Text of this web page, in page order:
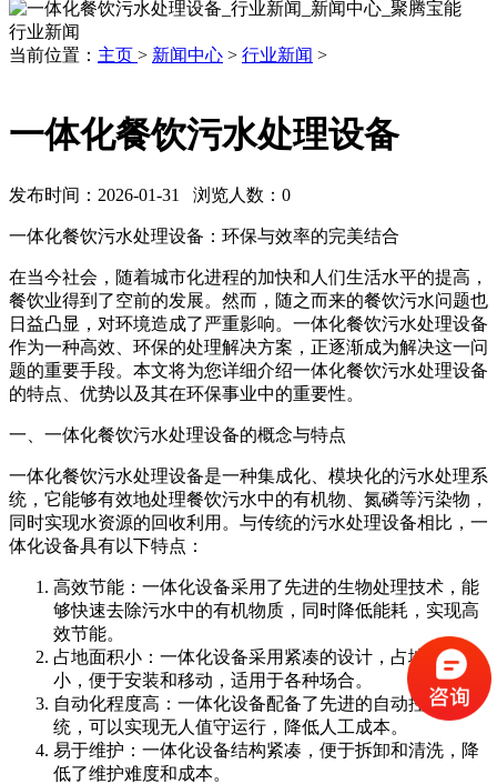
行业新闻
当前位置： 主页 > 新闻中心 > 行业新闻 >
一体化餐饮污水处理设备
发布时间：2026-01-31 浏览人数： 0
一体化餐饮污水处理设备：环保与效率的完美结合
在当今社会，随着城市化进程的加快和人们生活水平的提高，
餐饮业得到了空前的发展。然而，随之而来的餐饮污水问题也
日益凸显，对环境造成了严重影响。一体化餐饮污水处理设备
作为一种高效、环保的处理解决方案，正逐渐成为解决这一问
题的重要手段。本文将为您详细介绍一体化餐饮污水处理设备
的特点、优势以及其在环保事业中的重要性。
一、一体化餐饮污水处理设备的概念与特点
一体化餐饮污水处理设备是一种集成化、模块化的污水处理系
统，它能够有效地处理餐饮污水中的有机物、氮磷等污染物，
同时实现水资源的回收利用。与传统的污水处理设备相比，一
体化设备具有以下特点：
高效节能：一体化设备采用了先进的生物处理技术，能
够快速去除污水中的有机物质，同时降低能耗，实现高
效节能。
占地面积小：一体化设备采用紧凑的设计，占地面积
小，便于安装和移动，适用于各种场合。
自动化程度高：一体化设备配备了先进的自动控制系
统，可以实现无人值守运行，降低人工成本。
易于维护：一体化设备结构紧凑，便于拆卸和清洗，降
低了维护难度和成本。